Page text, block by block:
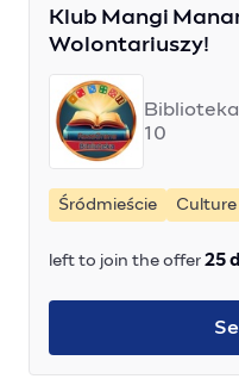
Klub Mangi Manami – Szukamy
Wolontariuszy!
Biblioteka
10
Śródmieście Culture
left to join the offer 25